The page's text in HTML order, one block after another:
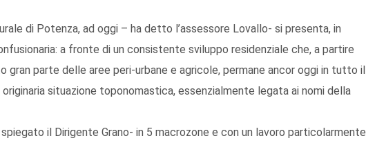
di Potenza, ad oggi – ha detto l’assessore Lovallo- si presenta, in
a fronte di un consistente sviluppo residenziale che, a partire
gran parte delle aree peri-urbane e agricole, permane ancor oggi in tutto il
situazione toponomastica, essenzialmente legata ai nomi della
il Dirigente Grano- in 5 macrozone e con un lavoro particolarmente